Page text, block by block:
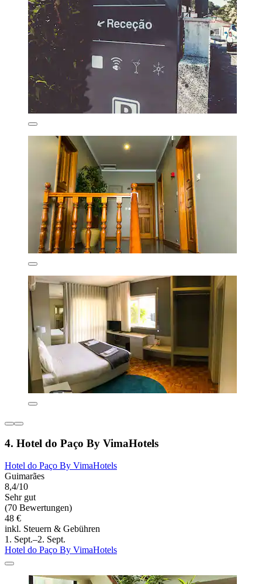
4. Hotel do Paço By VimaHotels
Hotel do Paço By VimaHotels
Guimarães
8,4/10
Sehr gut
(70 Bewertungen)
48 €
inkl. Steuern & Gebühren
1. Sept.–2. Sept.
Hotel do Paço By VimaHotels